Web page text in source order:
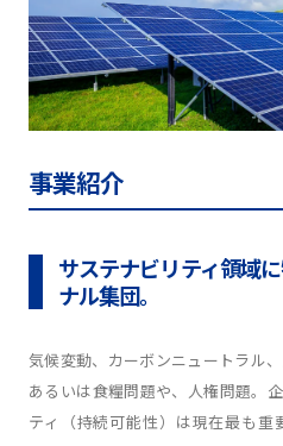
事業紹介
サステナビリティ領域
ナル集団。
気候変動、カーボンニュートラル
あるいは食糧問題や、人権問題。
ティ（持続可能性）は現在最も重